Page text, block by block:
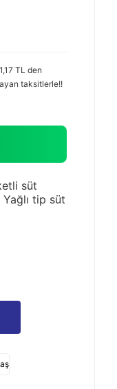
TL den
taksitlerle!!
süt
Yağlı tip süt